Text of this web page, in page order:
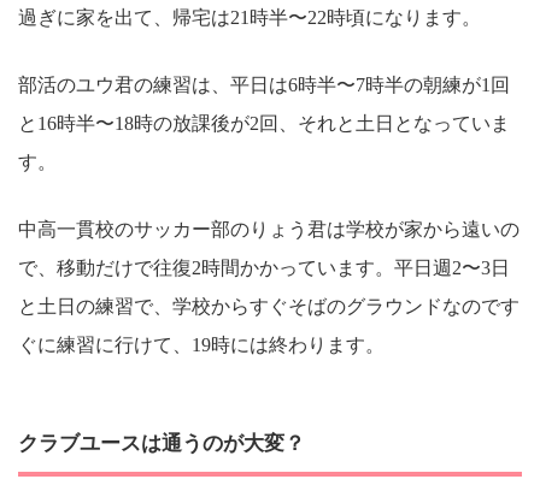
過ぎに家を出て、帰宅は21時半〜22時頃になります。
部活のユウ君の練習は、平日は6時半〜7時半の朝練が1回
と16時半〜18時の放課後が2回、それと土日となっていま
す。
中高一貫校のサッカー部のりょう君は学校が家から遠いの
で、移動だけで往復2時間かかっています。平日週2〜3日
と土日の練習で、学校からすぐそばのグラウンドなのです
ぐに練習に行けて、19時には終わります。
クラブユースは通うのが大変？